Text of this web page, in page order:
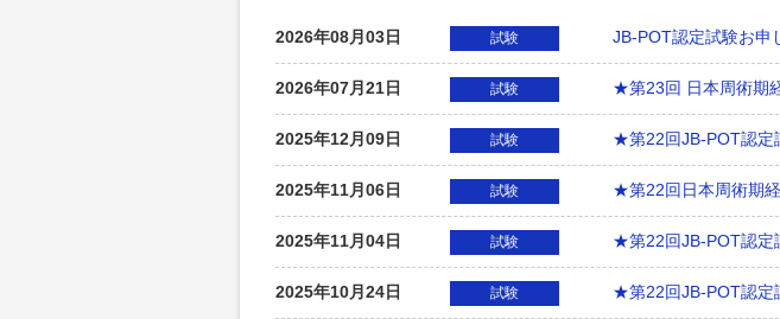
2026年08月03日 試験 JB-POT認定試験お申
2026年07月21日 試験 ★第23回 日本周術期
2025年12月09日 試験 ★第22回JB-POT認定
2025年11月06日 試験 ★第22回日本周術期
2025年11月04日 試験 ★第22回JB-POT認定
2025年10月24日 試験 ★第22回JB-POT認定